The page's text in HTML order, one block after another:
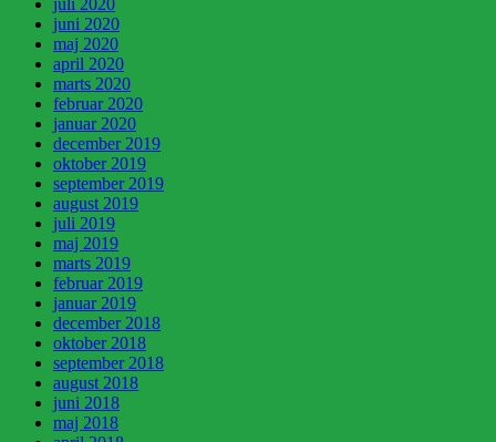
juli 2020
juni 2020
maj 2020
april 2020
marts 2020
februar 2020
januar 2020
december 2019
oktober 2019
september 2019
august 2019
juli 2019
maj 2019
marts 2019
februar 2019
januar 2019
december 2018
oktober 2018
september 2018
august 2018
juni 2018
maj 2018